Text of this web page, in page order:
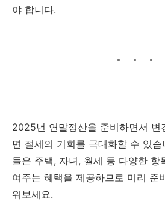
야 합니다.
2025년 연말정산을 준비하면서 변
면 절세의 기회를 극대화할 수 있
들은 주택, 자녀, 월세 등 다양한 항
여주는 혜택을 제공하므로 미리 준
워보세요.